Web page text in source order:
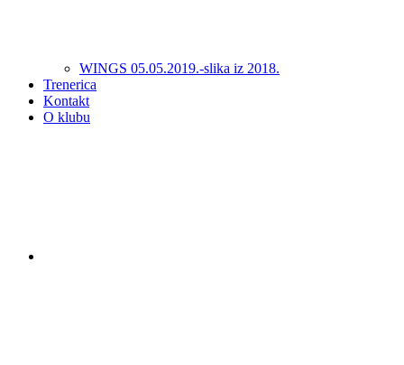
WINGS 05.05.2019.-slika iz 2018.
Trenerica
Kontakt
O klubu